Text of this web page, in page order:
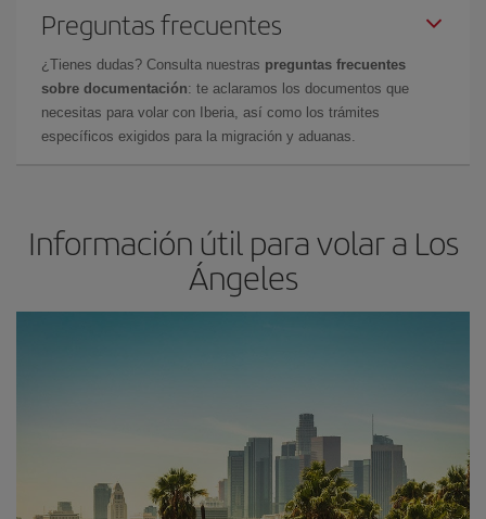
Preguntas frecuentes
¿Tienes dudas? Consulta nuestras preguntas frecuentes
sobre documentación: te aclaramos los documentos que
necesitas para volar con Iberia, así como los trámites
específicos exigidos para la migración y aduanas.
Información útil para volar a Los
Ángeles